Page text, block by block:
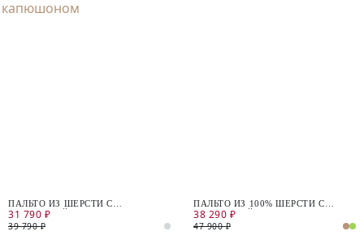
ПАЛЬТО ИЗ ШЕРСТИ С
МЕМБРАНОЙ И СЪЁМНЫМ
КАПЮШОНОМ
31 790 ₽
39 790 ₽
ПАЛЬТО ИЗ 100% ШЕРСТИ С
МЕМБРАНОЙ
38 290 ₽
47 900 ₽